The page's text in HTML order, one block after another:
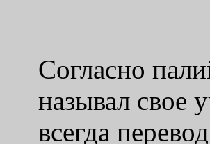
Согласно
называл свое
всегда